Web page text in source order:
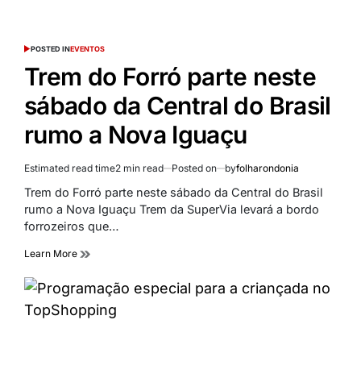
POSTED INEVENTOS
Trem do Forró parte neste
sábado da Central do Brasil
rumo a Nova Iguaçu
Estimated read time2 min read Posted on byfolharondonia
Trem do Forró parte neste sábado da Central do Brasil
rumo a Nova Iguaçu Trem da SuperVia levará a bordo
forrozeiros que…
Learn More